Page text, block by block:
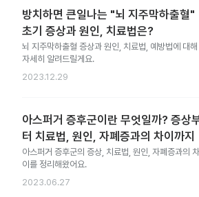
방치하면 큰일나는 "뇌 지주막하출혈"
초기 증상과 원인, 치료법은?
뇌 지주막하출혈 증상과 원인, 치료법, 예방법에 대해
자세히 알려드릴게요.
2023.12.29
아스퍼거 증후군이란 무엇일까? 증상
터 치료법, 원인, 자폐증과의 차이까지
아스퍼거 증후군의 증상, 치료법, 원인, 자폐증과의 차
이를 정리해왔어요.
2023.06.27